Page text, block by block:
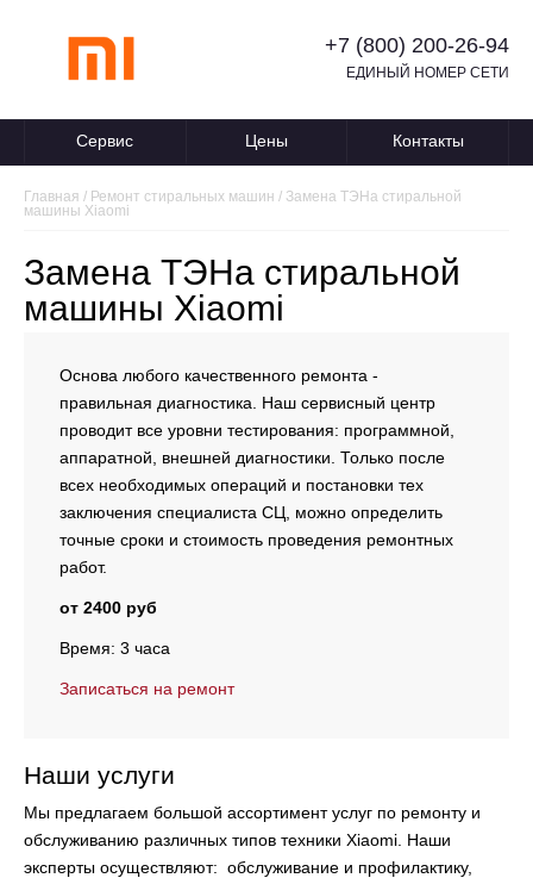
+7 (800) 200-26-94
ЕДИНЫЙ НОМЕР СЕТИ
Сервис Цены Контакты
Главная / Ремонт стиральных машин / Замена ТЭНа стиральной
машины Xiaomi
Замена ТЭНа стиральной
машины Xiaomi
Основа любого качественного ремонта -
правильная диагностика. Наш сервисный центр
проводит все уровни тестирования: программной,
аппаратной, внешней диагностики. Только после
всех необходимых операций и постановки тех
заключения специалиста СЦ, можно определить
точные сроки и стоимость проведения ремонтных
работ.
от 2400 руб
Время: 3 часа
Записаться на ремонт
Наши услуги
Мы предлагаем большой ассортимент услуг по ремонту и
обслуживанию различных типов техники Xiaomi. Наши
эксперты осуществляют: обслуживание и профилактику,